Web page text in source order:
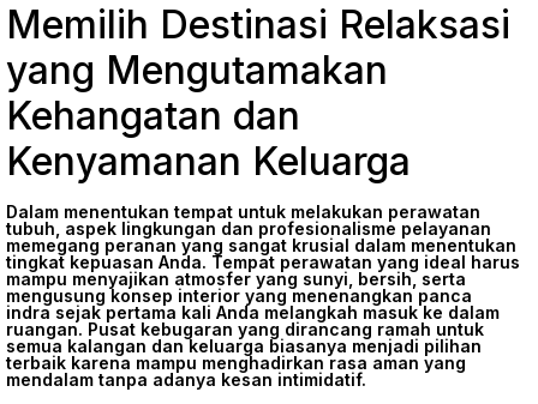
Memilih Destinasi Relaksasi
yang Mengutamakan
Kehangatan dan
Kenyamanan Keluarga
Dalam menentukan tempat untuk melakukan perawatan
tubuh, aspek lingkungan dan profesionalisme pelayanan
memegang peranan yang sangat krusial dalam menentukan
tingkat kepuasan Anda. Tempat perawatan yang ideal harus
mampu menyajikan atmosfer yang sunyi, bersih, serta
mengusung konsep interior yang menenangkan panca
indra sejak pertama kali Anda melangkah masuk ke dalam
ruangan. Pusat kebugaran yang dirancang ramah untuk
semua kalangan dan keluarga biasanya menjadi pilihan
terbaik karena mampu menghadirkan rasa aman yang
mendalam tanpa adanya kesan intimidatif.